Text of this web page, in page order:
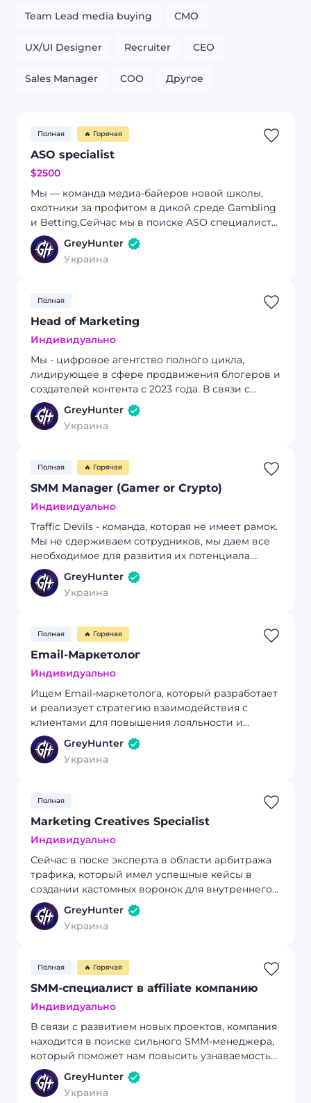
Team Lead media buying CMO
UX/UI Designer Recruiter CEO
Sales Manager COO Другое
Полная 🔥 Горячая
ASO specialist
$2500
Мы — команда медиа-байеров новой школы,
охотники за профитом в дикой среде Gambling
и Betting.Сейчас мы в поиске ASO специалиста,
который не просто знает инструменты, а
сможет построить ASO-процессы с нуля,
выстроить коммуникацию между хедом,
GreyHunter
Украина
Полная
Head of Marketing
Индивидуально
Мы - цифровое агентство полного цикла,
лидирующее в сфере продвижения блогеров и
создателей контента с 2023 года. В связи с
расширением команды, ищем Head of Marketing
GreyHunter
Украина
Полная 🔥 Горячая
SMM Manager (Gamer or Crypto)
Индивидуально
Traffic Devils - команда, которая не имеет рамок.
Мы не сдерживаем сотрудников, мы даем все
необходимое для развития их потенциала.
сейчас на наш проект TDA нужен неудержимый
SMM-специалист, который шарит в гейминг-
и\или крипто- трендах, может сделать в
в творчестве.
GreyHunter
Украина
Полная 🔥 Горячая
Email-Маркетолог
Индивидуально
Ищем Email-маркетолога, который разработает
и реализует стратегию взаимодействия с
клиентами для повышения лояльности и
увеличения продаж.
GreyHunter
Украина
Полная
Marketing Creatives Specialist
Индивидуально
Сейчас в поске эксперта в области арбитража
трафика, который имел успешные кейсы в
создании кастомных воронок для внутреннего
медиабаинга.
GreyHunter
Украина
Полная 🔥 Горячая
SMM-специалист в affiliatе компанию
Индивидуально
В связи с развитием новых проектов, компания
находится в поиске сильного SMM-менеджера,
который поможет нам повысить узнаваемость
наших брендов и представить их в социальных
сетях
GreyHunter
Украина